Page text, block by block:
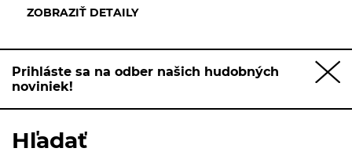
Prihláste sa na odber našich hudobných
noviniek!
Hľadať